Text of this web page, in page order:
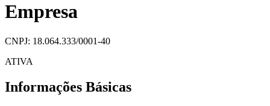
Empresa
CNPJ: 18.064.333/0001-40
ATIVA
Informações Básicas